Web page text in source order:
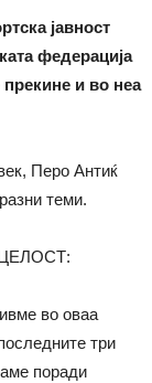
јавност
федерација
и во неа
Перо Антиќ
теми.
во оваа
три
поради